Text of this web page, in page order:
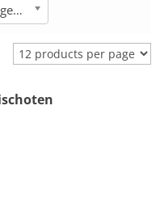
Städte / Gegenden